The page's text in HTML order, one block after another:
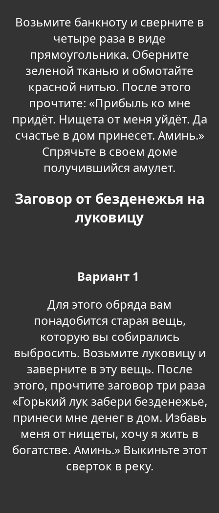
Возьмите банкноту и сверните в
четыре раза в виде
прямоугольника. Оберните
зеленой тканью и обмотайте
красной нитью. После этого
прочтите: «Прибыль ко мне
придёт. Нищета от меня уйдёт. Да
счастье в дом принесет. Аминь.»
Спрячьте в своем доме
получившийся амулет.
Заговор от безденежья на
луковицу
Вариант 1
Для этого обряда вам
понадобится старая вещь,
которую вы собирались
выбросить. Возьмите луковицу и
заверните в эту вещь. После
этого, прочтите заговор три раза
«Горький лук забери безденежье,
принеси мне денег в дом. Избавь
меня от нищеты, хочу я жить в
богатстве. Аминь.» Выкиньте этот
сверток в реку.